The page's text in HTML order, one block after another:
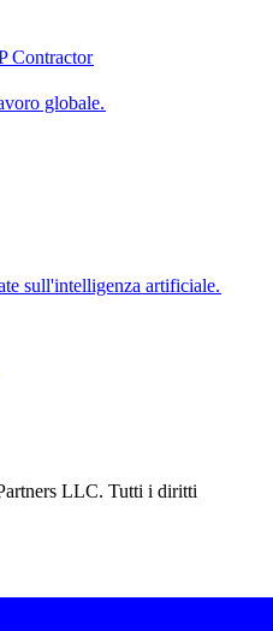
Contractor​​
globale.​​
sull'intelligenza artificiale.​​
LLC. Tutti i diritti